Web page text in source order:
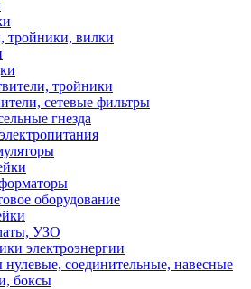
тройники, вилки
тройники
сетевые фильтры
гнезда
оборудование
УЗО
электроэнергии
соединительные, навесные
боксы